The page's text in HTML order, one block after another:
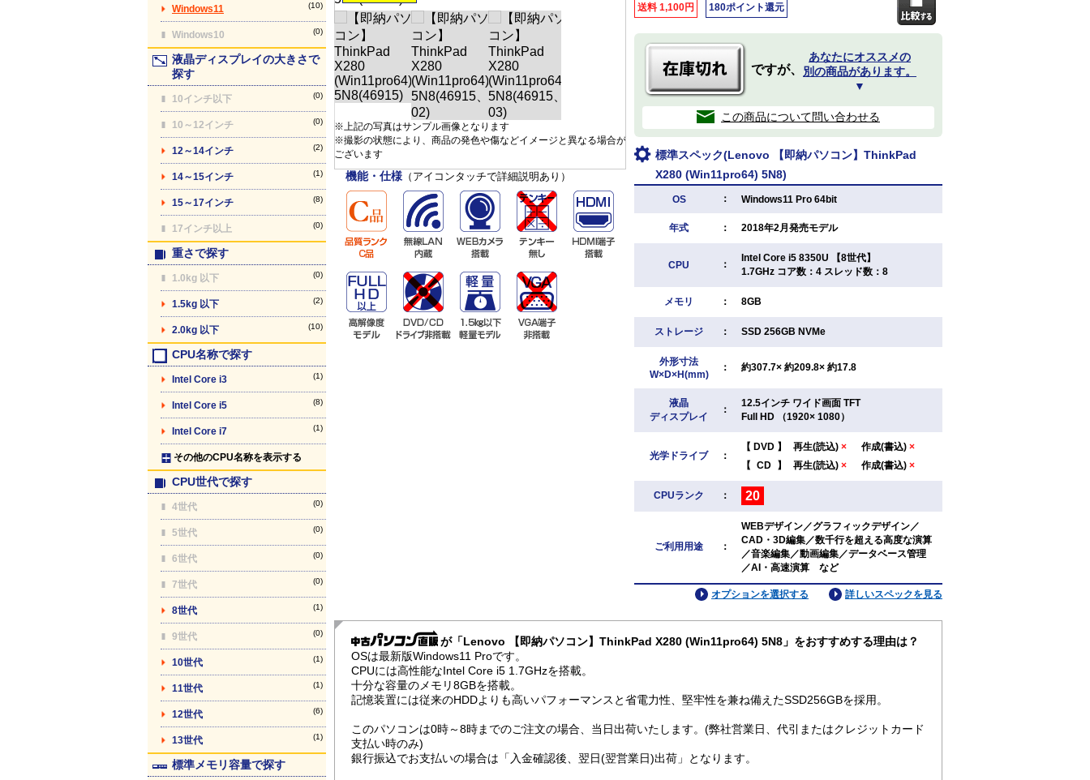
Windows11 (10)
Windows10 (0)
液晶ディスプレイの大きさで
探す
10インチ以下 (0)
10～12インチ (0)
12～14インチ (2)
14～15インチ (1)
15～17インチ (8)
17インチ以上 (0)
重さで探す
1.0kg 以下 (0)
1.5kg 以下 (2)
2.0kg 以下 (10)
CPU名称で探す
Intel Core i3 (1)
Intel Core i5 (8)
Intel Core i7 (1)
その他のCPU名称を表示する
CPU世代で探す
4世代 (0)
5世代 (0)
6世代 (0)
7世代 (0)
8世代 (1)
9世代 (0)
10世代 (1)
11世代 (1)
12世代 (6)
13世代 (1)
標準メモリ容量で探す
※上記の写真はサンプル画像となります
※撮影の状態により、商品の発色や傷などイメージと異なる場合が
ございます
機能・仕様 （アイコンタッチで詳細説明あり）
送料 1,100円
180ポイント還元
ですが、
あなたにオススメの
別の商品があります。
▼
この商品について問い合わせる
標準スペック(Lenovo 【即納パソコン】ThinkPad
X280 (Win11pro64) 5N8)
OS ： Windows11 Pro 64bit
年式 ： 2018年2月発売モデル
CPU ：
Intel Core i5 8350U 【8世代】
1.7GHz コア数：4 スレッド数：8
メモリ ： 8GB
ストレージ ： SSD 256GB NVMe
外形寸法
W×D×H(mm)
： 約307.7× 約209.8× 約17.8
液晶
ディスプレイ
：
12.5インチ ワイド画面 TFT
Full HD （1920× 1080）
光学ドライブ ：
【 DVD 】 再生(読込) × 作成(書込) ×
【 CD 】 再生(読込) × 作成(書込) ×
CPUランク ： 20
ご利用用途 ：
WEBデザイン／グラフィックデザイン／
CAD・3D編集／数千行を超える高度な演算
／音楽編集／動画編集／データベース管理
／AI・高速演算 など
詳しいスペックを見る
オプションを選択する
が「Lenovo 【即納パソコン】ThinkPad X280 (Win11pro64) 5N8」をおすすめする理由は？
OSは最新版Windows11 Proです。
CPUには高性能なIntel Core i5 1.7GHzを搭載。
十分な容量のメモリ8GBを搭載。
記憶装置には従来のHDDよりも高いパフォーマンスと省電力性、堅牢性を兼ね備えたSSD256GBを採用。
このパソコンは0時～8時までのご注文の場合、当日出荷いたします。(弊社営業日、代引またはクレジットカード
支払い時のみ)
銀行振込でお支払いの場合は「入金確認後、翌日(翌営業日)出荷」となります。